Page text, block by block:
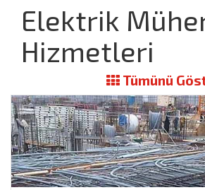
Elektrik
Hizmetleri
Tümünü